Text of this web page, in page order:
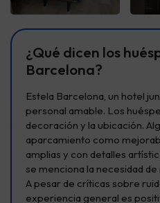
¿Qué dicen los
Barcelona?
Estela Barcelona, un hotel
personal amable. Los
decoración y la ubicación.
aparcamiento como
amplias y con detalles
se menciona la necesidad
A pesar de críticas sobre
experiencia general es